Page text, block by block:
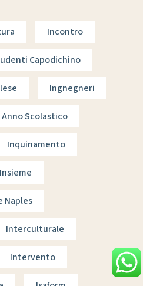
Incontro
Capodichino
Ingnegneri
Scolastico
Inquinamento
Insieme
Naples
Interculturale
Intervento